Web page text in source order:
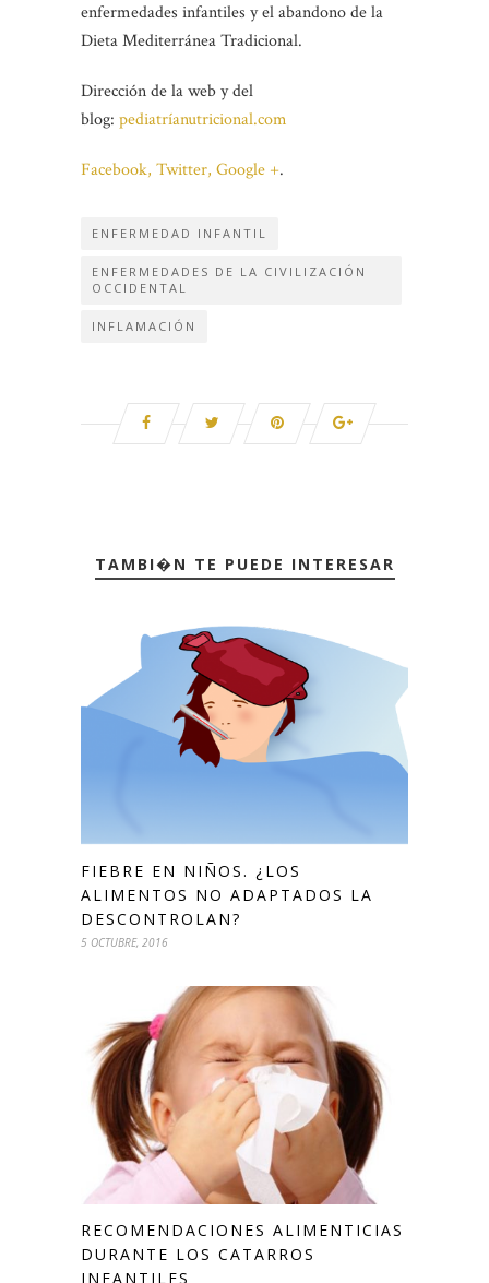
enfermedades infantiles y el abandono de la
Dieta Mediterránea Tradicional.
Dirección de la web y del
blog: pediatríanutricional.com
Facebook, Twitter, Google +.
ENFERMEDAD INFANTIL
ENFERMEDADES DE LA CIVILIZACIÓN
OCCIDENTAL
INFLAMACIÓN
TAMBI�N TE PUEDE INTERESAR
FIEBRE EN NIÑOS. ¿LOS
ALIMENTOS NO ADAPTADOS LA
DESCONTROLAN?
5 OCTUBRE, 2016
RECOMENDACIONES ALIMENTICIAS
DURANTE LOS CATARROS
INFANTILES